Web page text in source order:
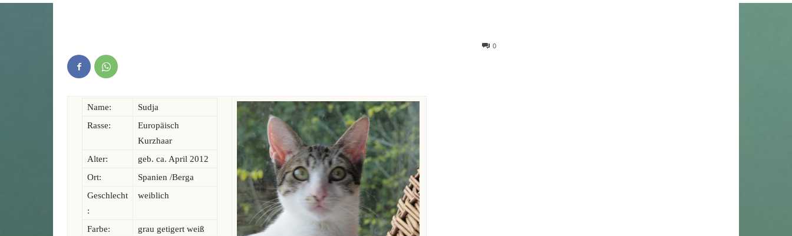
0
Name:
Sudja
Rasse:
Europäisch
Kurzhaar
Alter:
geb. ca. April 2012
Ort:
Spanien /Berga
Geschlecht
:
weiblich
Farbe: grau getigert weiß